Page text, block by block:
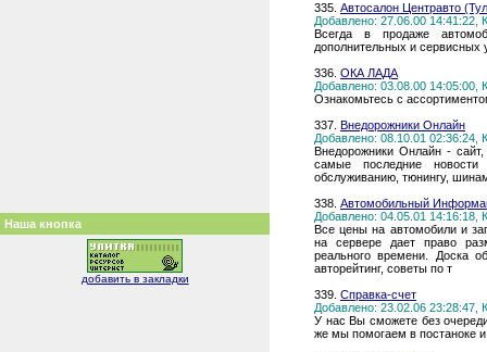
Наша кнопка
добавить в закладки
335. Автосалон Центравто
Добавлено: 27.06.00 14:41:22,
Всегда в продаже
дополнительных и сервисных
336. ОКА ЛАДА
Добавлено: 03.08.00 14:05:00,
Ознакомьтесь с
337. Внедорожники Онлайн
Добавлено: 08.10.01 02:36:24,
Внедорожники Онлайн -
самые последние
обслуживанию, тюнингу,
338. Автомобильный
Добавлено: 04.05.01 14:16:18,
Все цены на автомобили и
на сервере дает право
реального времени. Доска
авторейтинг, советы по т
339. Справка-счет
Добавлено: 23.02.06 23:28:47,
У нас Вы сможете без
же мы помогаем в постаноке